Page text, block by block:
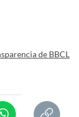
de BBCL